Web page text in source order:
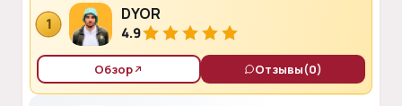
1
DYOR
4.9
Обзор Отзывы(0)